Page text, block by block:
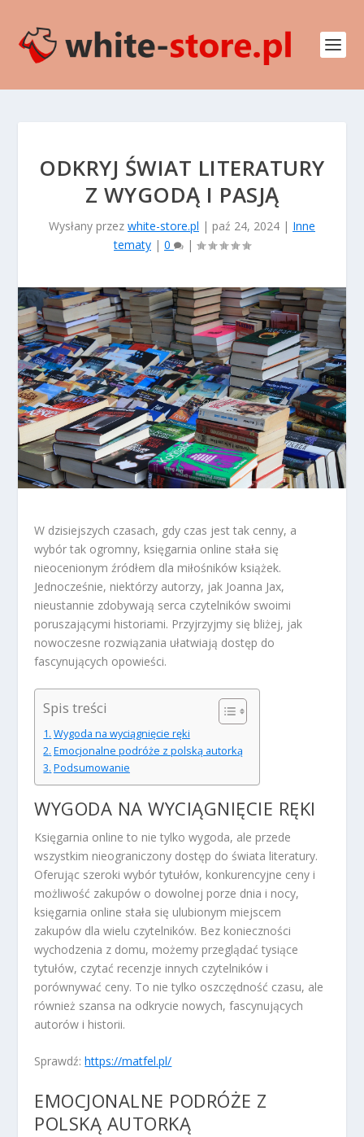
ODKRYJ ŚWIAT LITERATURY
Z WYGODĄ I PASJĄ
Wysłany przez white-store.pl | paź 24, 2024 | Inne
tematy | 0 |
W dzisiejszych czasach, gdy czas jest tak cenny, a
wybór tak ogromny, księgarnia online stała się
nieocenionym źródłem dla miłośników książek.
Jednocześnie, niektórzy autorzy, jak Joanna Jax,
nieustannie zdobywają serca czytelników swoimi
poruszającymi historiami. Przyjrzyjmy się bliżej, jak
nowoczesne rozwiązania ułatwiają dostęp do
fascynujących opowieści.
Spis treści
Wygoda na wyciągnięcie ręki
Emocjonalne podróże z polską autorką
Podsumowanie
WYGODA NA WYCIĄGNIĘCIE RĘKI
Księgarnia online to nie tylko wygoda, ale przede
wszystkim nieograniczony dostęp do świata literatury.
Oferując szeroki wybór tytułów, konkurencyjne ceny i
możliwość zakupów o dowolnej porze dnia i nocy,
księgarnia online stała się ulubionym miejscem
zakupów dla wielu czytelników. Bez konieczności
wychodzenia z domu, możemy przeglądać tysiące
tytułów, czytać recenzje innych czytelników i
porównywać ceny. To nie tylko oszczędność czasu, ale
również szansa na odkrycie nowych, fascynujących
autorów i historii.
Sprawdź:https://matfel.pl/
EMOCJONALNE PODRÓŻE Z
POLSKĄ AUTORKĄ